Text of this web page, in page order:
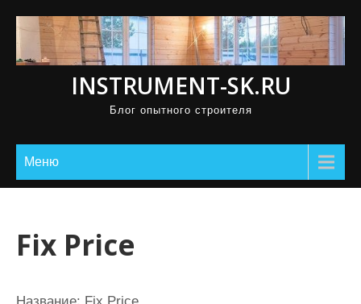
ь
INSTRUMENT-SK.RU
Блог опытного строителя
Меню
Fix Price